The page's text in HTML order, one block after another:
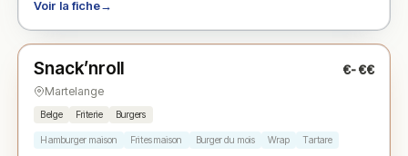
Voir la fiche→
★ N° 3
Snack’nroll €-€€
Martelange
Belge Friterie Burgers
Hamburger maison Frites maison Burger du mois Wrap Tartare